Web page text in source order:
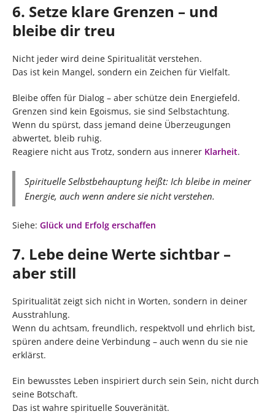
6. Setze klare Grenzen – und
bleibe dir treu
Nicht jeder wird deine Spiritualität verstehen.
Das ist kein Mangel, sondern ein Zeichen für Vielfalt.
Bleibe offen für Dialog – aber schütze dein Energiefeld.
Grenzen sind kein Egoismus, sie sind Selbstachtung.
Wenn du spürst, dass jemand deine Überzeugungen
abwertet, bleib ruhig.
Reagiere nicht aus Trotz, sondern aus innerer Klarheit.
Spirituelle Selbstbehauptung heißt: Ich bleibe in meiner
Energie, auch wenn andere sie nicht verstehen.
Siehe: Glück und Erfolg erschaffen
7. Lebe deine Werte sichtbar –
aber still
Spiritualität zeigt sich nicht in Worten, sondern in deiner
Ausstrahlung.
Wenn du achtsam, freundlich, respektvoll und ehrlich bist,
spüren andere deine Verbindung – auch wenn du sie nie
erklärst.
Ein bewusstes Leben inspiriert durch sein Sein, nicht durch
seine Botschaft.
Das ist wahre spirituelle Souveränität.